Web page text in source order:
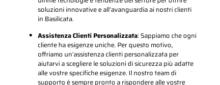
soluzioni innovative e all’avanguardia ai nostri clienti
in Basilicata.
Assistenza Clienti Personalizzata: Sappiamo che ogni
cliente ha esigenze uniche. Per questo motivo,
offriamo un’assistenza clienti personalizzata per
aiutarvi a scegliere le soluzioni di sicurezza più adatte
alle vostre specifiche esigenze. Il nostro team di
supporto è sempre pronto a rispondere alle vostre